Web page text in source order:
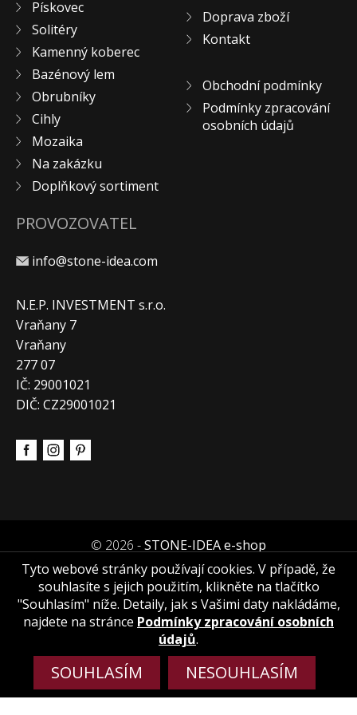
KONTAKT
Pískovec
Solitéry
Kamenný koberec
Bazénový lem
Obrubníky
Cihly
Mozaika
Na zakázku
Doplňkový sortiment
Doprava zboží
Kontakt
Obchodní podmínky
Podmínky zpracování
osobních údajů
PROVOZOVATEL
info@stone-idea.com
N.E.P. INVESTMENT s.r.o.
Vraňany 7
Vraňany
277 07
IČ: 29001021
DIČ: CZ29001021
© 2026 -STONE-IDEA e-shop
Tyto webové stránky používají cookies. V případě, že
souhlasíte s jejich použitím, klikněte na tlačítko
"Souhlasím" níže. Detaily, jak s Vašimi daty nakládáme,
najdete na stránce Podmínky zpracování osobních
údajů.